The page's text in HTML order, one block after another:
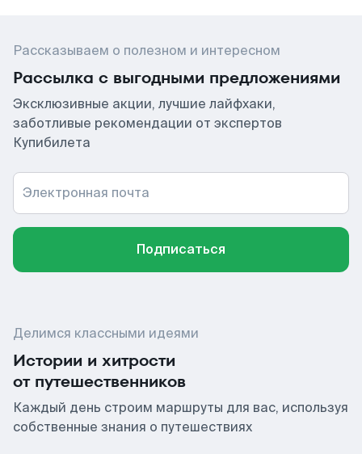
Рассказываем о полезном и интересном
Рассылка с выгодными предложениями
Эксклюзивные акции, лучшие лайфхаки,
заботливые рекомендации от экспертов
Купибилета
Электронная почта
Подписаться
Делимся классными идеями
Истории и хитрости
от путешественников
Каждый день строим маршруты для вас, используя
собственные знания о путешествиях